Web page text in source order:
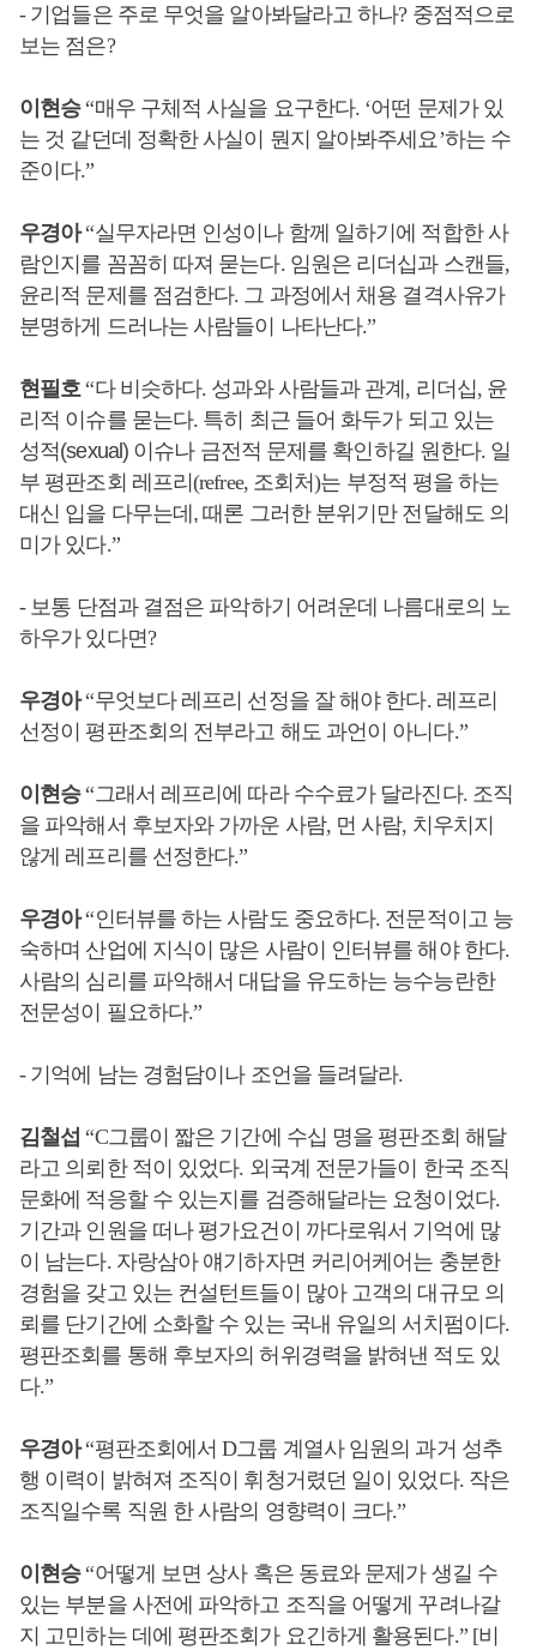
- 기업들은 주로 무엇을 알아봐달라고 하나? 중점적으로
보는 점은?
이현승 “매우 구체적 사실을 요구한다. ‘어떤 문제가 있
는 것 같던데 정확한 사실이 뭔지 알아봐주세요’하는 수
준이다.”
우경아 “실무자라면 인성이나 함께 일하기에 적합한 사
람인지를 꼼꼼히 따져 묻는다. 임원은 리더십과 스캔들,
윤리적 문제를 점검한다. 그 과정에서 채용 결격사유가
분명하게 드러나는 사람들이 나타난다.”
현필호 “다 비슷하다. 성과와 사람들과 관계 , 리더십, 윤
리적 이슈를 묻는다. 특히 최근 들어 화두가 되고 있는
성적(sexual) 이슈나 금전적 문제를 확인하길 원한다. 일
부 평판조회 레프리 (refree, 조회처)는 부정적 평을 하는
대신 입을 다무는데, 때론 그러한 분위기만 전달해도 의
미가 있다.”
- 보통 단점과 결점은 파악하기 어려운데 나름대로의 노
하우가 있다면?
우경아 “무엇보다 레프리 선정을 잘 해야 한다. 레프리
선정이 평판조회의 전부라고 해도 과언이 아니다.”
이현승 “그래서 레프리에 따라 수수료가 달라진다. 조직
을 파악해서 후보자와 가까운 사람, 먼 사람, 치우치지
않게 레프리를 선정한다.”
우경아 “인터뷰를 하는 사람도 중요하다. 전문적이고 능
숙하며 산업에 지식이 많은 사람이 인터뷰를 해야 한다.
사람의 심리를 파악해서 대답을 유도하는 능수능란한
전문성이 필요하다.”
- 기억에 남는 경험담이나 조언을 들려달라.
김철섭 “C그룹이 짧은 기간에 수십 명을 평판조회 해달
라고 의뢰한 적이 있었다. 외국계 전문가들이 한국 조직
문화에 적응할 수 있는지를 검증해달라는 요청이었다.
기간과 인원을 떠나 평가요건이 까다로워서 기억에 많
이 남는다. 자랑삼아 얘기하자면 커리어케어는 충분한
경험을 갖고 있는 컨설턴트들이 많아 고객의 대규모 의
뢰를 단기간에 소화할 수 있는 국내 유일의 서치펌이다.
평판조회를 통해 후보자의 허위경력을 밝혀낸 적도 있
다.”
우경아 “평판조회에서D그룹 계열사 임원의 과거 성추
행 이력이 밝혀져 조직이 휘청거렸던 일이 있었다. 작은
조직일수록 직원 한 사람의 영향력이 크다.”
이현승 “어떻게 보면 상사 혹은 동료와 문제가 생길 수
있는 부분을 사전에 파악하고 조직을 어떻게 꾸려나갈
지 고민하는 데에 평판조회가 요긴하게 활용된다.” [비